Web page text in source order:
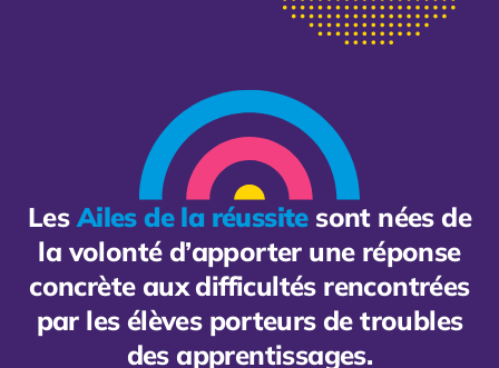
LesAiles de la réussitesont nées de
la volonté d’apporter une réponse
concrète aux difficultés rencontrées
par les élèves porteurs de troubles
des apprentissages.